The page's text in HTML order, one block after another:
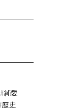
純愛
歴史